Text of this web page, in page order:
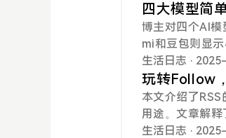
推理提供商处
构建、训练和
户提供便捷的
UI：是一个聊
进行沟通，可
了易于使用的
同时具备良好
架。它特别适用
四大模型简
博主对四个AI
mi和豆包则显
一个小测试，
生活日志 ·
玩转Follow
本文介绍了
用途。文章解
助用户管理和
生活日志 ·